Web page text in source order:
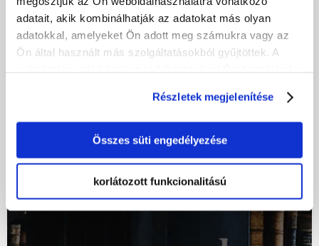
adatait, akik kombinálhatják az adatokat más olyan
adatokkal, amelyeket Ön adott meg számukra vagy az
Ön által használt más szolgáltatásokból gyűjtöttek. A
Részletek megjelenítése
Összes süti engedélyezése
korlátozott funkcionalitású
Kapcsolódó cikkek
Tudásbank